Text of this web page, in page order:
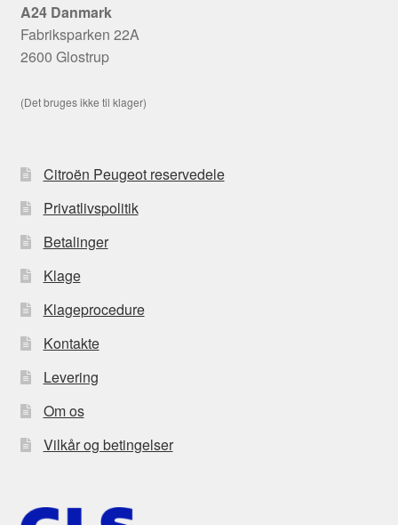
A24 Danmark
Fabriksparken 22A
2600 Glostrup
(Det bruges ikke til klager)
Citroën Peugeot reservedele
Privatlivspolitik
Betalinger
Klage
Klageprocedure
Kontakte
Levering
Om os
Vilkår og betingelser